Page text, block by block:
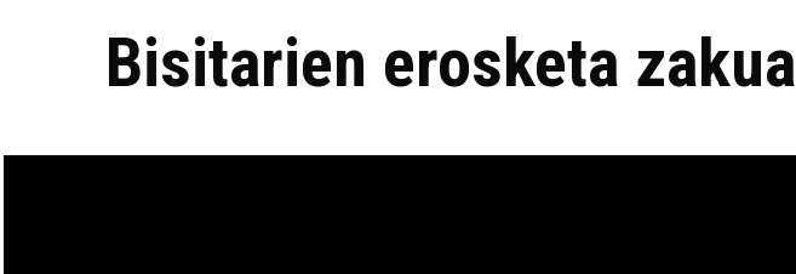
Bisitarien erosketa zakua